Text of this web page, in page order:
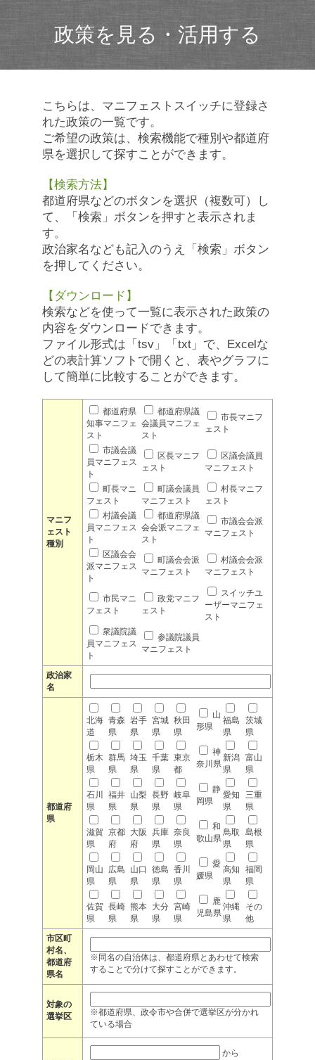
政策を見る・活用する
こちらは、マニフェストスイッチに登録さ
れた政策の一覧です。
ご希望の政策は、検索機能で種別や都道府
県を選択して探すことができます。
【検索方法】
都道府県などのボタンを選択（複数可）し
て、「検索」ボタンを押すと表示されま
す。
政治家名なども記入のうえ「検索」ボタン
を押してください。
【ダウンロード】
検索などを使って一覧に表示された政策の
内容をダウンロードできます。
ファイル形式は「tsv」「txt」で、Excelな
どの表計算ソフトで開くと、表やグラフに
して簡単に比較することができます。
マニフ
ェスト
種別
都道府県
知事マニフェ
スト
都道府県議
会議員マニフェ
スト
市長マニフ
ェスト
市議会議
員マニフェス
ト
区長マニフ
ェスト
区議会議員
マニフェスト
町長マニ
フェスト
町議会議員
マニフェスト
村長マニフ
ェスト
村議会議
員マニフェス
ト
都道府県議
会会派マニフェ
スト
市議会会派
マニフェスト
区議会会
派マニフェス
ト
町議会会派
マニフェスト
村議会会派
マニフェスト
市民マニ
フェスト
政党マニフ
ェスト
スイッチユ
ーザーマニフェ
スト
衆議院議
員マニフェス
ト
参議院議員
マニフェスト
政治家
名
都道府
県
北海
道
青森
県
岩手
県
宮城
県
秋田
県
山
形県
福島
県
茨城
県
栃木
県
群馬
県
埼玉
県
千葉
県
東京
都
神
奈川県
新潟
県
富山
県
石川
県
福井
県
山梨
県
長野
県
岐阜
県
静
岡県
愛知
県
三重
県
滋賀
県
京都
府
大阪
府
兵庫
県
奈良
県
和
歌山県
鳥取
県
島根
県
岡山
県
広島
県
山口
県
徳島
県
香川
県
愛
媛県
高知
県
福岡
県
佐賀
県
長崎
県
熊本
県
大分
県
宮崎
県
鹿
児島県
沖縄
県
その
他
市区町
村名、
都道府
県名
※同名の自治体は、都道府県とあわせて検索
することで分けて探すことができます。
対象の
選挙区
※都道府県、政令市や合併で選挙区が分かれ
ている場合
から